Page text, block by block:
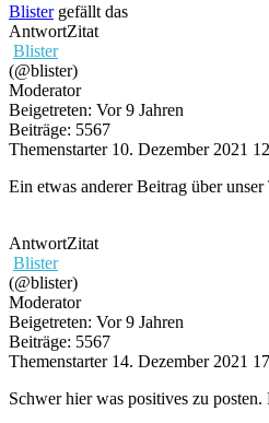
Blistergefällt das
AntwortZitat
Blister
(@blister)
Moderator
Beigetreten: Vor 9 Jahren
Beiträge: 5567
Themenstarter 10. Dezember 2021
Ein etwas anderer Beitrag über unser
AntwortZitat
Blister
(@blister)
Moderator
Beigetreten: Vor 9 Jahren
Beiträge: 5567
Themenstarter 14. Dezember 2021
Schwer hier was positives zu